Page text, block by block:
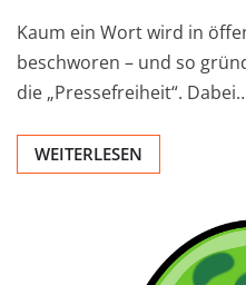
Kaum ein Wort wird in
beschworen – und so
die „Pressefreiheit“.
WEITERLESEN